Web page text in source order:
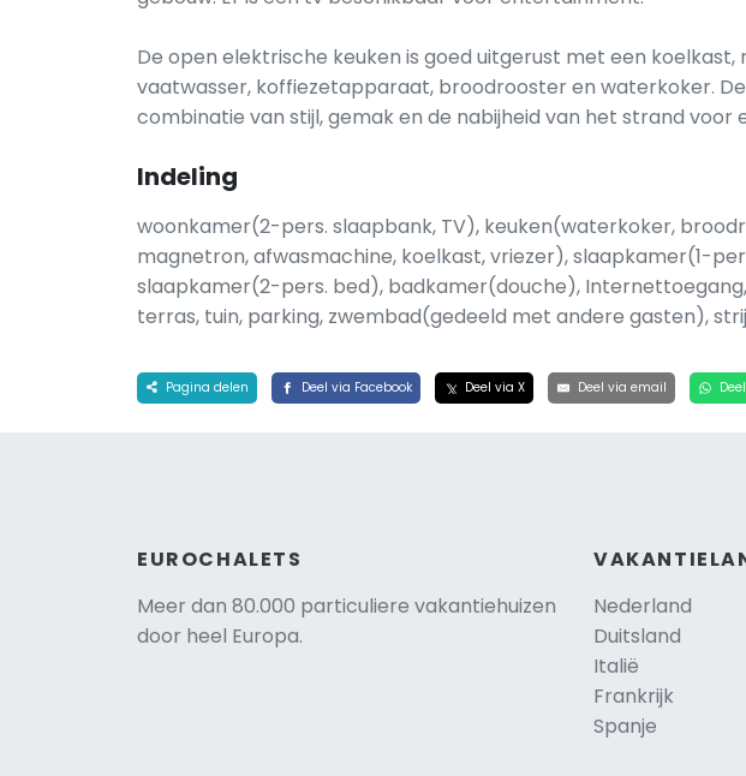
De open elektrische keuken is goed uitgerust met een koelkast,
vaatwasser, koffiezetapparaat, broodrooster en waterkoker.
combinatie van stijl, gemak en de nabijheid van het strand voor
Indeling
woonkamer(2-pers. slaapbank, TV), keuken(waterkoker,
magnetron, afwasmachine, koelkast, vriezer), slaapkamer(1-
slaapkamer(2-pers. bed), badkamer(douche),
terras, tuin, parking, zwembad(gedeeld met andere gasten),
Pagina delen Deel via Facebook Deel via X Deel via email
EUROCHALETS
Meer dan 80.000 particuliere vakantiehuizen
door heel Europa.
Nederland
Duitsland
Italië
Frankrijk
Spanje